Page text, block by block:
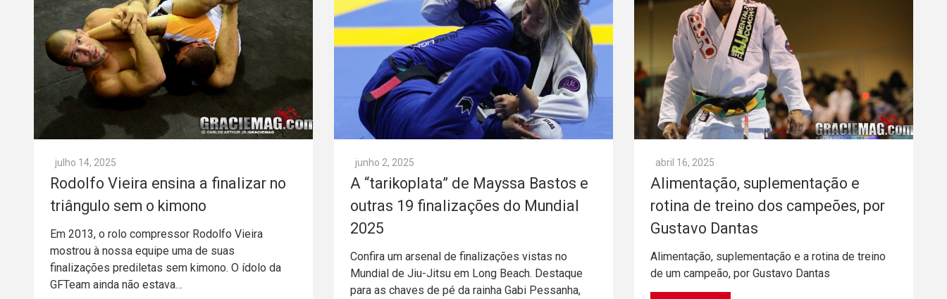
julho 14, 2025
Rodolfo Vieira ensina a finalizar no
triângulo sem o kimono
Em 2013, o rolo compressor Rodolfo Vieira
mostrou à nossa equipe uma de suas
finalizações prediletas sem kimono. O ídolo da
GFTeam ainda não estava…
junho 2, 2025
A “tarikoplata” de Mayssa Bastos e
outras 19 finalizações do Mundial
2025
Confira um arsenal de finalizações vistas no
Mundial de Jiu-Jitsu em Long Beach. Destaque
para as chaves de pé da rainha Gabi Pessanha,
abril 16, 2025
Alimentação, suplementação e
rotina de treino dos campeões, por
Gustavo Dantas
Alimentação, suplementação e a rotina de treino
de um campeão, por Gustavo Dantas